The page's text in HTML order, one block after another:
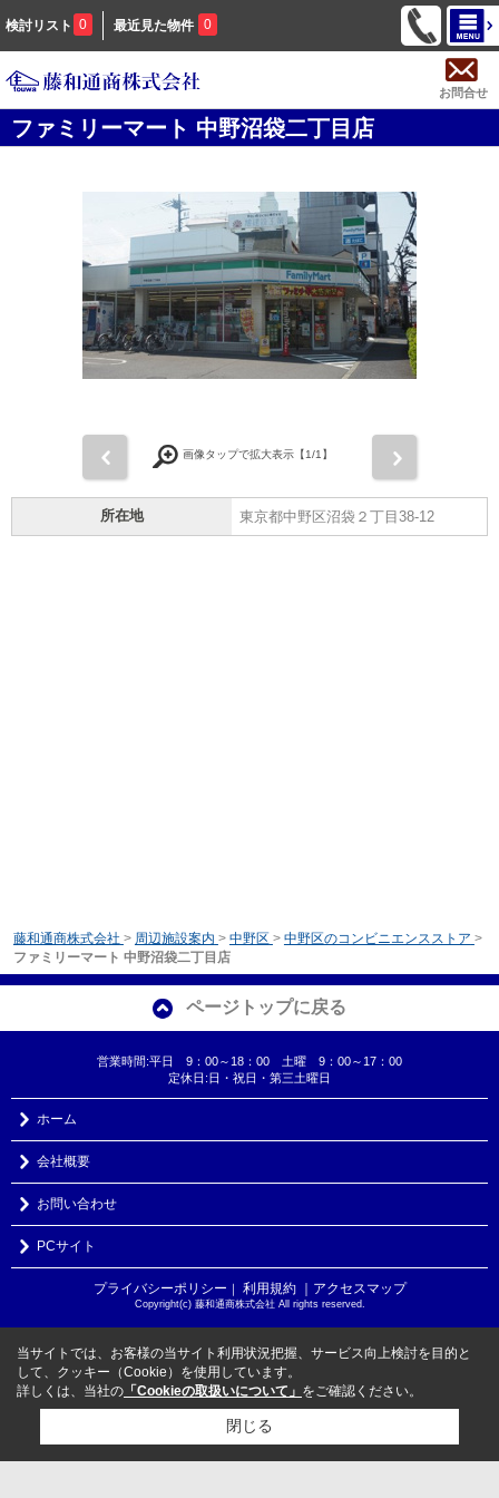
検討リスト 0 最近見た物件 0
お問合せ
ファミリーマート 中野沼袋二丁目店
画像タップで拡大表示【1/1】
所在地 東京都中野区沼袋２丁目38-12
藤和通商株式会社 > 周辺施設案内 > 中野区 > 中野区のコンビニエンスストア >
ファミリーマート 中野沼袋二丁目店
ページトップに戻る
営業時間:平日 9：00～18：00 土曜 9：00～17：00
定休日:日・祝日・第三土曜日
ホーム
会社概要
お問い合わせ
PCサイト
プライバシーポリシー ｜ 利用規約 ｜アクセスマップ
Copyright(c) 藤和通商株式会社 All rights reserved.
当サイトでは、お客様の当サイト利用状況把握、サービス向上検討を目的と
して、クッキー（Cookie）を使用しています。
詳しくは、当社の 「Cookieの取扱いについて」 をご確認ください。
閉じる